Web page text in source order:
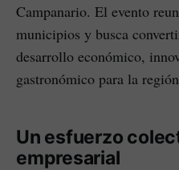
Campanario. El evento
municipios y busca
desarrollo económico,
gastronómico para la
Un esfuerzo
empresarial